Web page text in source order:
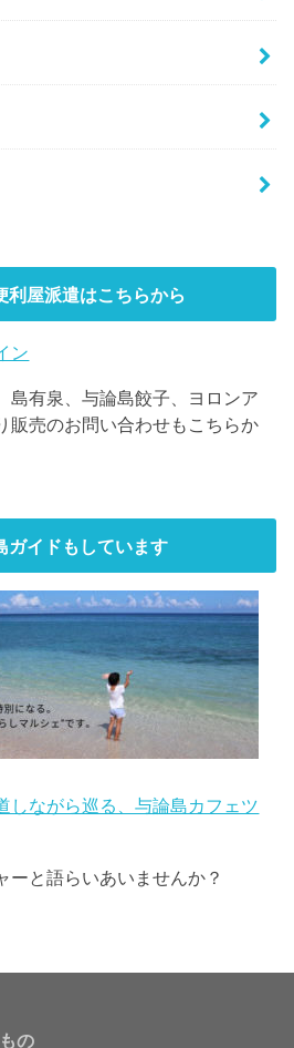
利屋派遣はこちらから
ン
島有泉、与論島餃子、ヨロンア
販売のお問い合わせもこちらか
ガイドもしています
しながら巡る、与論島カフェツ
ーと語らいあいませんか？
の